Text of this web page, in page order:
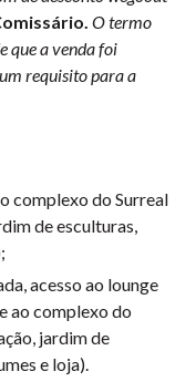
O termo
que a venda foi
requisito para a
complexo do Surreal
de esculturas,
acesso ao lounge
ao complexo do
jardim de
e loja).